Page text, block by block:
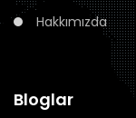
Hakkımızda
Bloglar